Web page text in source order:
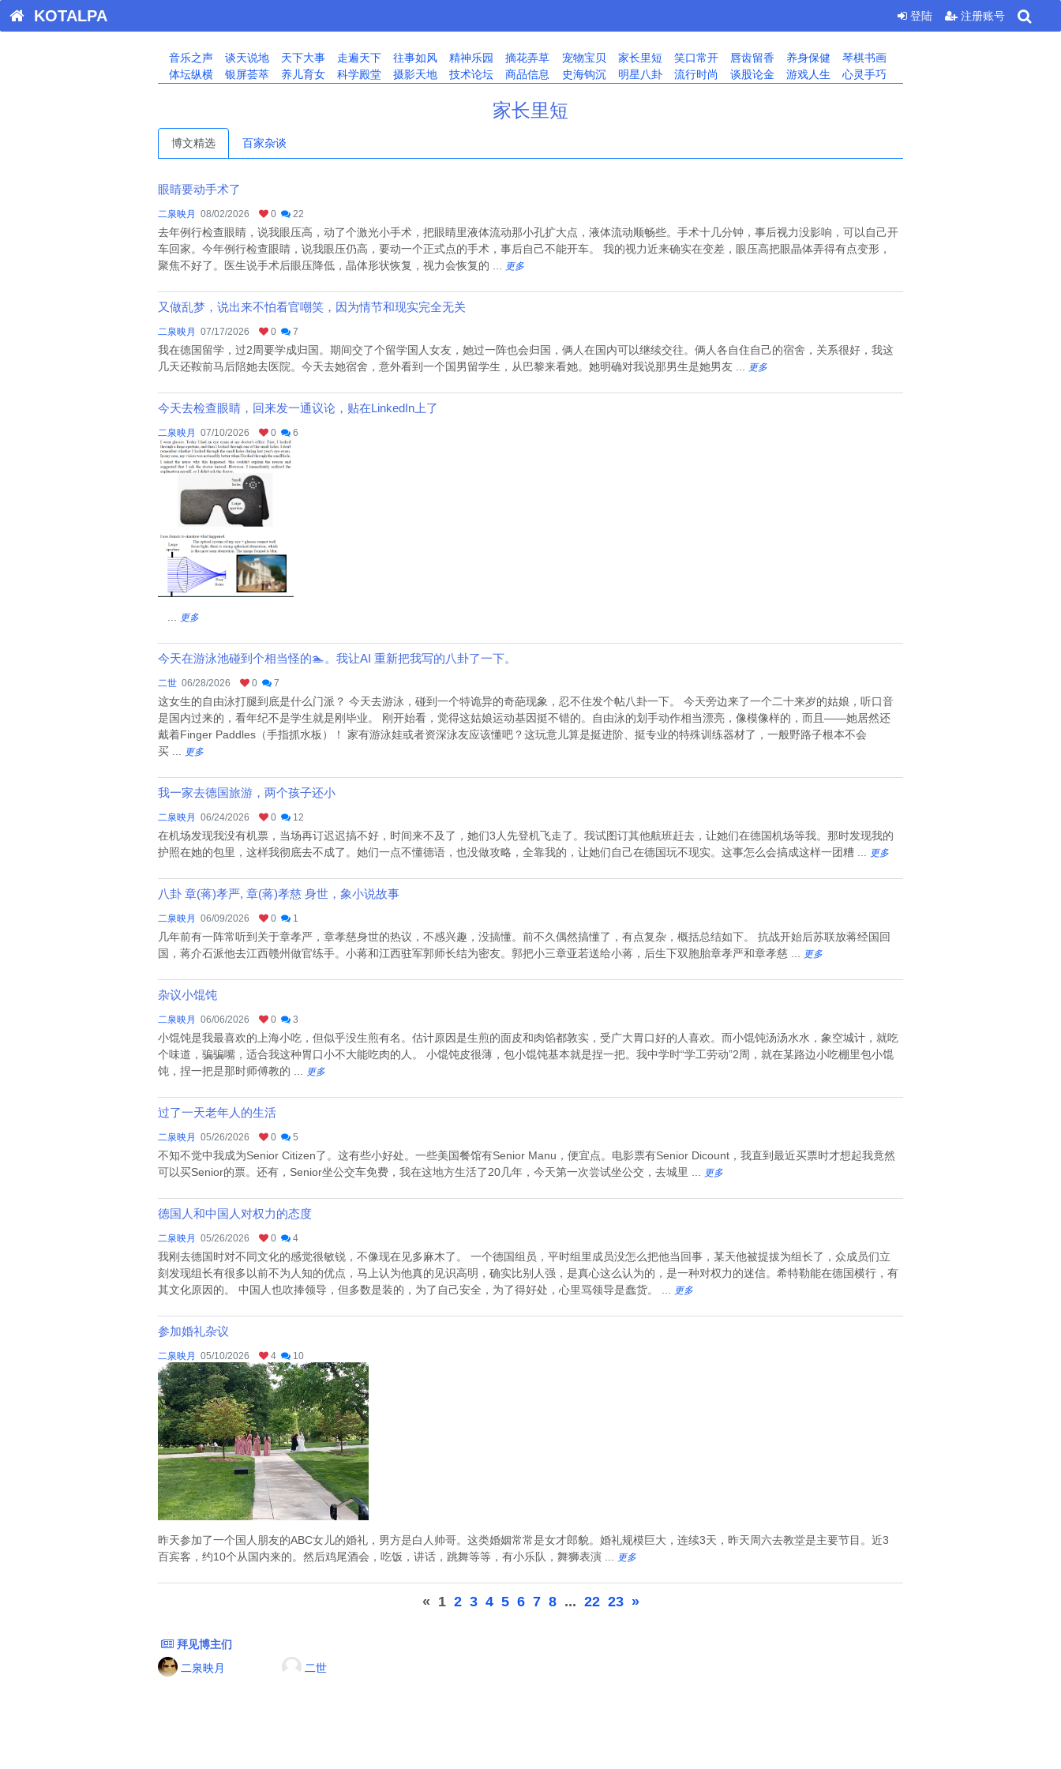
KOTALPA 登陆 注册账号
音乐之声 谈天说地 天下大事 走遍天下 往事如风 精神乐园 摘花弄草 宠物宝贝 家长里短 笑口常开 唇齿留香 养身保健
琴棋书画
体坛纵横
银屏荟萃 养儿育女 科学殿堂 摄影天地 技术论坛 商品信息 史海钩沉 明星八卦 流行时尚 谈股论金 游戏人生 心灵手巧
家长里短
博文精选 百家杂谈
眼睛要动手术了
二泉映月 08/02/2026 0 22
去年例行检查眼睛，说我眼压高，动了个激光小手术，把眼睛里液体流动那小孔扩大点，液体流动顺畅些。手术十几分钟，事后视力没影响，可以自己开
车回家。今年例行检查眼睛，说我眼压仍高，要动一个正式点的手术，事后自己不能开车。 我的视力近来确实在变差，眼压高把眼晶体弄得有点变形，
聚焦不好了。医生说手术后眼压降低，晶体形状恢复，视力会恢复的 ...
更多
又做乱梦，说出来不怕看官嘲笑，因为情节和现实完全无关
二泉映月 07/17/2026 0 7
我在德国留学，过2周要学成归国。期间交了个留学国人女友，她过一阵也会归国，俩人在国内可以继续交往。俩人各自住自己的宿舍，关系很好，我这
几天还鞍前马后陪她去医院。今天去她宿舍，意外看到一个国男留学生，从巴黎来看她。她明确对我说那男生是她男友 ...
更多
今天去检查眼睛，回来发一通议论，贴在LinkedIn上了
二泉映月 07/10/2026 0 6
更多
今天在游泳池碰到个相当怪的🏊。我让AI 重新把我写的八卦了一下。
二世 06/28/2026 0 7
这女生的自由泳打腿到底是什么门派？ 今天去游泳，碰到一个特诡异的奇葩现象，忍不住发个帖八卦一下。 今天旁边来了一个二十来岁的姑娘，听口音
是国内过来的，看年纪不是学生就是刚毕业。 刚开始看，觉得这姑娘运动基因挺不错的。自由泳的划手动作相当漂亮，像模像样的，而且——她居然还
戴着Finger Paddles（手指抓水板）！ 家有游泳娃或者资深泳友应该懂吧？这玩意儿算是挺进阶、挺专业的特殊训练器材了，一般野路子根本不会
买 ...
更多
我一家去德国旅游，两个孩子还小
二泉映月 06/24/2026 0 12
在机场发现我没有机票，当场再订迟迟搞不好，时间来不及了，她们3人先登机飞走了。我试图订其他航班赶去，让她们在德国机场等我。那时发现我的
护照在她的包里，这样我彻底去不成了。她们一点不懂德语，也没做攻略，全靠我的，让她们自己在德国玩不现实。这事怎么会搞成这样一团糟 ...
更多
八卦 章(蒋)孝严, 章(蒋)孝慈 身世，象小说故事
二泉映月 06/09/2026 0 1
几年前有一阵常听到关于章孝严，章孝慈身世的热议，不感兴趣，没搞懂。前不久偶然搞懂了，有点复杂，概括总结如下。 抗战开始后苏联放蒋经国回
国，蒋介石派他去江西赣州做官练手。小蒋和江西驻军郭师长结为密友。郭把小三章亚若送给小蒋，后生下双胞胎章孝严和章孝慈 ...
更多
杂议小馄饨
二泉映月 06/06/2026 0 3
小馄饨是我最喜欢的上海小吃，但似乎没生煎有名。估计原因是生煎的面皮和肉馅都敦实，受广大胃口好的人喜欢。而小馄饨汤汤水水，象空城计，就吃
个味道，骗骗嘴，适合我这种胃口小不大能吃肉的人。 小馄饨皮很薄，包小馄饨基本就是捏一把。我中学时“学工劳动”2周，就在某路边小吃棚里包小馄
饨，捏一把是那时师傅教的 ...
更多
过了一天老年人的生活
二泉映月 05/26/2026 0 5
不知不觉中我成为Senior Citizen了。这有些小好处。一些美国餐馆有Senior Manu，便宜点。电影票有Senior Dicount，我直到最近买票时才想起我竟然
可以买Senior的票。还有，Senior坐公交车免费，我在这地方生活了20几年，今天第一次尝试坐公交，去城里 ...
更多
德国人和中国人对权力的态度
二泉映月 05/26/2026 0 4
我刚去德国时对不同文化的感觉很敏锐，不像现在见多麻木了。 一个德国组员，平时组里成员没怎么把他当回事，某天他被提拔为组长了，众成员们立
刻发现组长有很多以前不为人知的优点，马上认为他真的见识高明，确实比别人强，是真心这么认为的，是一种对权力的迷信。希特勒能在德国横行，有
其文化原因的。 中国人也吹捧领导，但多数是装的，为了自己安全，为了得好处，心里骂领导是蠢货。 ...
更多
参加婚礼杂议
二泉映月 05/10/2026 4 10
昨天参加了一个国人朋友的ABC女儿的婚礼，男方是白人帅哥。这类婚姻常常是女才郎貌。婚礼规模巨大，连续3天，昨天周六去教堂是主要节目。近3
百宾客，约10个从国内来的。然后鸡尾酒会，吃饭，讲话，跳舞等等，有小乐队，舞狮表演 ...
更多
« 1 2 3 4 5 6 7 8 ... 22 23 »
拜见博主们
二泉映月
二世